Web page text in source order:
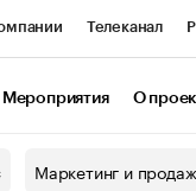
Телеканал
Мероприятия О
Маркетинг и